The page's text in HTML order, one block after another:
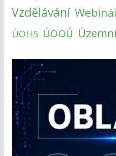
Vzdělávání
ÚOHS ÚOOÚ